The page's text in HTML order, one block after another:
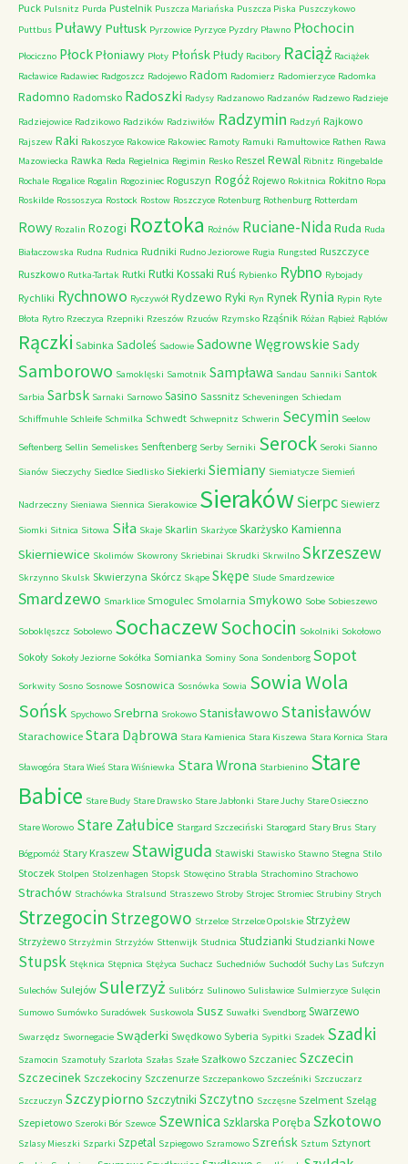
Puck Pulsnitz Purda Pustelnik Puszcza Mariańska Puszcza Piska Puszczykowo
Puttbus Puławy Pułtusk Pyrzowice Pyrzyce Pyzdry Pławno Płochocin
Płociczno PłockPłoniawy Płoty PłońskPłudy Racibory Raciąż Raciążek
Racławice Radawiec Radgoszcz Radojewo Radom Radomierz Radomierzyce Radomka
Radomno Radomsko Radoszki Radysy Radzanowo Radzanów Radzewo Radzieje
Radziejowice Radzikowo Radzików Radziwiłów Radzymin Radzyń Rajkowo
Rajszew Raki Rakoszyce Rakowice Rakowiec Ramoty Ramuki Ramułtowice Rathen Rawa
Mazowiecka Rawka Reda Regielnica Regimin Resko Reszel Rewal Ribnitz Ringebalde
Rochale Rogalice Rogalin Rogoziniec Roguszyn Rogóż Rojewo Rokitnica Rokitno Ropa
Roskilde Rossoszyca Rostock Rostow Roszczyce Rotenburg Rothenburg Rotterdam
Rowy Rozalin Rozogi Roztoka Rożnów Ruciane-NidaRuda Ruda
Białaczowska Rudna Rudnica Rudniki Rudno Jeziorowe Rugia Rungsted Ruszczyce
Ruszkowo Rutka-Tartak Rutki Rutki Kossaki Ruś Rybienko Rybno Rybojady
Rychliki Rychnowo Ryczywół Rydzewo Ryki Ryn Rynek Rynia Rypin Ryte
Błota Rytro Rzeczyca Rzepniki Rzeszów Rzuców Rzymsko Rząśnik Różan Rąbież Rąblów
Rączki Sabinka Sadoleś Sadowie Sadowne Węgrowskie Sady
Samborowo Samoklęski Samotnik Sampława Sandau Sanniki Santok
Sarbia Sarbsk Sarnaki Sarnowo Sasino Sassnitz Scheveningen Schiedam
Schiffmuhle Schleife Schmilka Schwedt Schwepnitz Schwerin Secymin Seelow
Seftenberg Sellin Semeliskes Senftenberg Serby Serniki Serock Seroki Sianno
Sianów Sieczychy Siedlce Siedlisko Siekierki Siemiany Siemiatycze Siemień
Nadrzeczny Sieniawa Siennica Sierakowice SierakówSierpc Siewierz
Siomki Sitnica Sitowa Siła Skaje Skarlin Skarżyce Skarżysko Kamienna
Skierniewice Skolimów Skowrony Skriebinai Skrudki Skrwilno Skrzeszew
Skrzynno Skulsk Skwierzyna Skórcz Skąpe Skępe Slude Smardzewice
Smardzewo Smarklice Smogulec Smolarnia Smykowo Sobe Sobieszewo
Soboklęszcz Sobolewo SochaczewSochocin Sokolniki Sokołowo
Sokoły Sokoły Jeziorne Sokółka Somianka Sominy Sona Sondenborg Sopot
Sorkwity Sosno Sosnowe Sosnowica Sosnówka Sowia Sowia Wola
Sońsk Spychowo Srebrna Srokowo Stanisławowo Stanisławów
Starachowice Stara Dąbrowa Stara Kamienica Stara Kiszewa Stara Kornica Stara
Sławogóra Stara Wieś Stara Wiśniewka Stara Wrona Starbienino Stare
Babice Stare Budy Stare Drawsko Stare Jabłonki Stare Juchy Stare Osieczno
Stare Worowo Stare Załubice Stargard Szczeciński Starogard Stary Brus Stary
Bógpomóż Stary Kraszew Stawiguda Stawiski Stawisko Stawno Stegna Stilo
Stoczek Stolpen Stolzenhagen Stopsk Stowęcino Strabla Strachomino Strachowo
Strachów Strachówka Stralsund Straszewo Stroby Strojec Stromiec Strubiny Strych
Strzegocin Strzegowo Strzelce Strzelce Opolskie Strzyżew
Strzyżewo Strzyżmin Strzyżów Sttenwijk Studnica Studzianki Studzianki Nowe
Stupsk Stęknica Stępnica Stężyca Suchacz Suchedniów Suchodół Suchy Las Sufczyn
Sulechów Sulejów Sulerzyż Sulibórz Sulinowo Sulisławice Sulmierzyce Sulęcin
Sumowo Sumówko Suradówek Suskowola Susz Suwałki Svendborg Swarzewo
Swarzędz Swornegacie Swąderki Swędkowo Syberia Sypitki Szadek Szadki
Szamocin Szamotuły Szarlota Szałas Szałe Szałkowo Szczaniec Szczecin
Szczecinek Szczekociny Szczenurze Szczepankowo Szcześniki Szczuczarz
Szczuczyn Szczypiorno Szczytniki Szczytno Szczęsne Szelment Szeląg
Szepietowo Szeroki Bór Szewce SzewnicaSzklarska Poręba Szkotowo
Szlasy Mieszki Szparki Szpetal Szpiegowo Szramowo Szreńsk Sztum Sztynort